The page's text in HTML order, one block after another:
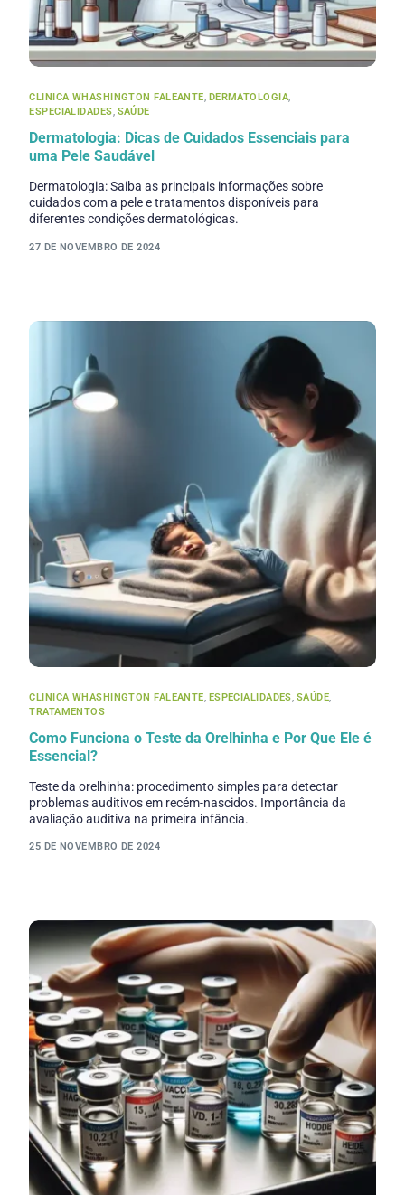
CLINICA WHASHINGTON FALEANTE, DERMATOLOGIA,
ESPECIALIDADES, SAÚDE
Dermatologia: Dicas de Cuidados Essenciais para
uma Pele Saudável
Dermatologia: Saiba as principais informações sobre
cuidados com a pele e tratamentos disponíveis para
diferentes condições dermatológicas.
27 DE NOVEMBRO DE 2024
CLINICA WHASHINGTON FALEANTE, ESPECIALIDADES, SAÚDE,
TRATAMENTOS
Como Funciona o Teste da Orelhinha e Por Que Ele é
Essencial?
Teste da orelhinha: procedimento simples para detectar
problemas auditivos em recém-nascidos. Importância da
avaliação auditiva na primeira infância.
25 DE NOVEMBRO DE 2024